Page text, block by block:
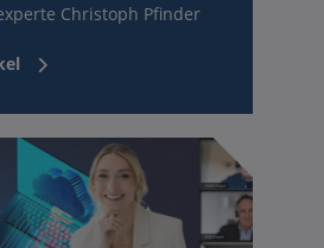
Christoph Pfinder